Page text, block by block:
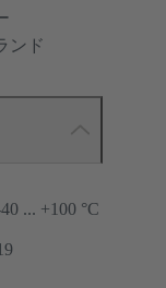
ンド
... +100 °C